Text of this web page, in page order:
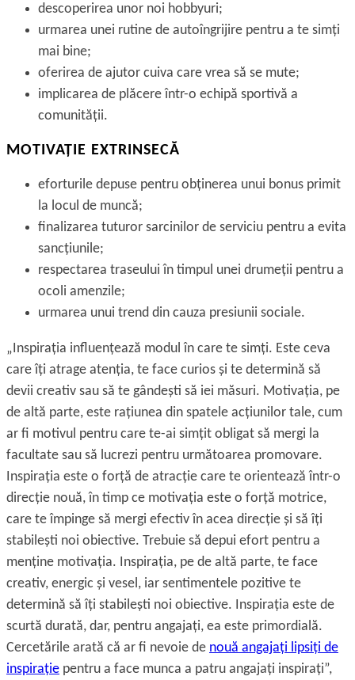
descoperirea unor noi hobbyuri;
urmarea unei rutine de autoîngrijire pentru a te simţi
mai bine;
oferirea de ajutor cuiva care vrea să se mute;
implicarea de plăcere într-o echipă sportivă a
comunităţii.
MOTIVAŢIE EXTRINSECĂ
eforturile depuse pentru obţinerea unui bonus primit
la locul de muncă;
finalizarea tuturor sarcinilor de serviciu pentru a evita
sancţiunile;
respectarea traseului în timpul unei drumeţii pentru a
ocoli amenzile;
urmarea unui trend din cauza presiunii sociale.
„Inspiraţia influenţează modul în care te simţi. Este ceva
care îţi atrage atenţia, te face curios și te determină să
devii creativ sau să te gândești să iei măsuri. Motivaţia, pe
de altă parte, este raţiunea din spatele acţiunilor tale, cum
ar fi motivul pentru care te-ai simţit obligat să mergi la
facultate sau să lucrezi pentru următoarea promovare.
Inspiraţia este o forţă de atracţie care te orientează într-o
direcţie nouă, în timp ce motivaţia este o forţă motrice,
care te împinge să mergi efectiv în acea direcţie și să îţi
stabilești noi obiective. Trebuie să depui efort pentru a
menţine motivaţia. Inspiraţia, pe de altă parte, te face
creativ, energic și vesel, iar sentimentele pozitive te
determină să îţi stabilești noi obiective. Inspiraţia este de
scurtă durată, dar, pentru angajaţi, ea este primordială.
Cercetările arată că ar fi nevoie de nouă angajaţi lipsiţi de
inspiraţie pentru a face munca a patru angajaţi inspiraţi”,